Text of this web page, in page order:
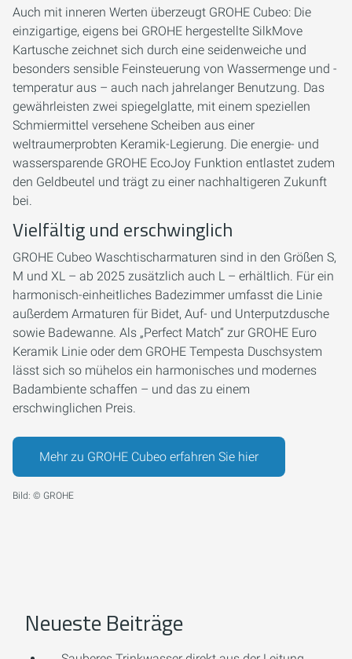
Auch mit inneren Werten überzeugt GROHE Cubeo: Die
einzigartige, eigens bei GROHE hergestellte SilkMove
Kartusche zeichnet sich durch eine seidenweiche und
besonders sensible Feinsteuerung von Wassermenge und -
temperatur aus – auch nach jahrelanger Benutzung. Das
gewährleisten zwei spiegelglatte, mit einem speziellen
Schmiermittel versehene Scheiben aus einer
weltraumerprobten Keramik-Legierung. Die energie- und
wassersparende GROHE EcoJoy Funktion entlastet zudem
den Geldbeutel und trägt zu einer nachhaltigeren Zukunft
bei.
Vielfältig und erschwinglich
GROHE Cubeo Waschtischarmaturen sind in den Größen S,
M und XL – ab 2025 zusätzlich auch L – erhältlich. Für ein
harmonisch-einheitliches Badezimmer umfasst die Linie
außerdem Armaturen für Bidet, Auf- und Unterputzdusche
sowie Badewanne. Als „Perfect Match“ zur GROHE Euro
Keramik Linie oder dem GROHE Tempesta Duschsystem
lässt sich so mühelos ein harmonisches und modernes
Badambiente schaffen – und das zu einem
erschwinglichen Preis.
Mehr zu GROHE Cubeo erfahren Sie hier
Bild: © GROHE
Neueste Beiträge